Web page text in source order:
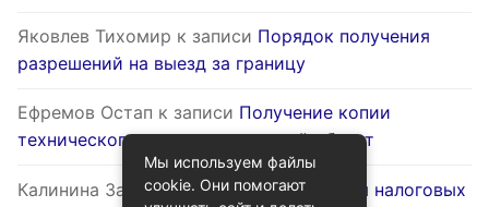
Яковлев Тихомир к записи Порядок получения
разрешений на выезд за границу
Ефремов Остап к записи Получение копии
технического паспорта на жилой объект
Калинина Залинак записиОптимизация налоговых
Мы используем файлы
cookie. Они помогают